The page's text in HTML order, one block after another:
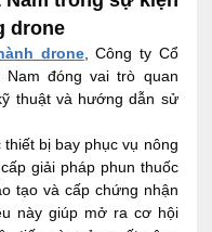
drone
drone, Công ty Cổ
Nam đóng vai trò quan
thuật và hướng dẫn sử
bị bay phục vụ nông
giải pháp phun thuốc
tạo và cấp chứng nhận
này giúp mở ra cơ hội